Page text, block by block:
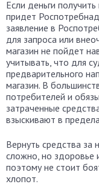
Если деньги
придет
заявление в
для запроса или
магазин не пойдет
учитывать, что для
предварительного
магазин. В
потребителей и
затраченные
взыскивают в
Вернуть средства за
сложно, но здоровье
поэтому не стоит
хлопот.